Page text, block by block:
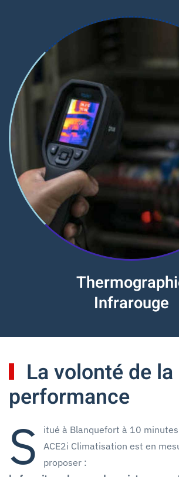
Infrarouge
La volonté de la
performance
S
itué à Blanquefort à 10
ACE2i Climatisation est en
proposer :